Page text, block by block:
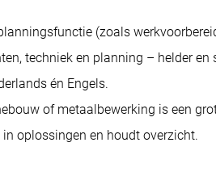
(zoals
techniek en planning – helder en
én Engels.
of metaalbewerking is een
oplossingen en houdt overzicht.